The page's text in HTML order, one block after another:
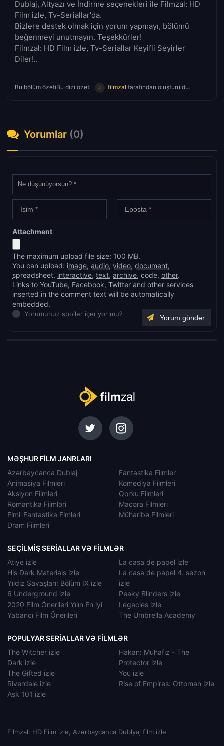
Dublaj, Altyazı ve İndirme seçenekleri ile Filmzal: HD
Film izle, Tv-Seriallar'da.
Bizlere destek olmak için yorum yapmayı, bölümü
beğenmeyi unutmayın. Teşekkürler!
Filmzal: HD Film izle, Tv-Seriallar Keyifli Seyirler
Diler!..
Bu bölüm özetiBu dizi özeti filmzal tarafından oluşturuldu.
Yorumlar (0)
Attachment
The maximum upload file size: 100 MB.
You can upload: image, audio, video, document,
spreadsheet, interactive, text, archive, code, other.
Links to YouTube, Facebook, Twitter and other services
inserted in the comment text will be automatically
embedded.
Yorumunuz spoiler içeriyor mu?
MƏŞHUR FILM JANRLARI
Azərbaycanca Dublaj
Animasiya Filmleri
Aksiyon Filmleri
Romantika Filmləri
Elmi-Fantastika Fimleri
Dram Filmleri
Fantastika Filmler
Komediya Filmleri
Qorxu Filmleri
Macəra Filmleri
Müharibə Filmleri
SEÇILMIŞ SERIALLAR VƏ FILMLƏR
Atiye izle
His Dark Materials izle
Yıldız Savaşları: Bölüm IX izle
6 Underground izle
2020 Film Önerileri Yılın En iyi
Yabancı Film Önerileri
La casa de papel izle
La casa de papel 4. sezon
izle
Peaky Blinders izle
Legacies izle
The Umbrella Academy
POPULYAR SERIALLAR VƏ FILMLƏR
The Witcher izle
Dark izle
The Gifted izle
Riverdale izle
Aşk 101 izle
Hakan: Muhafız - The
Protector izle
You izle
Rise of Empires: Ottoman izle
Filmzal: HD Film izle, Azərbaycanca Dublyaj film izle